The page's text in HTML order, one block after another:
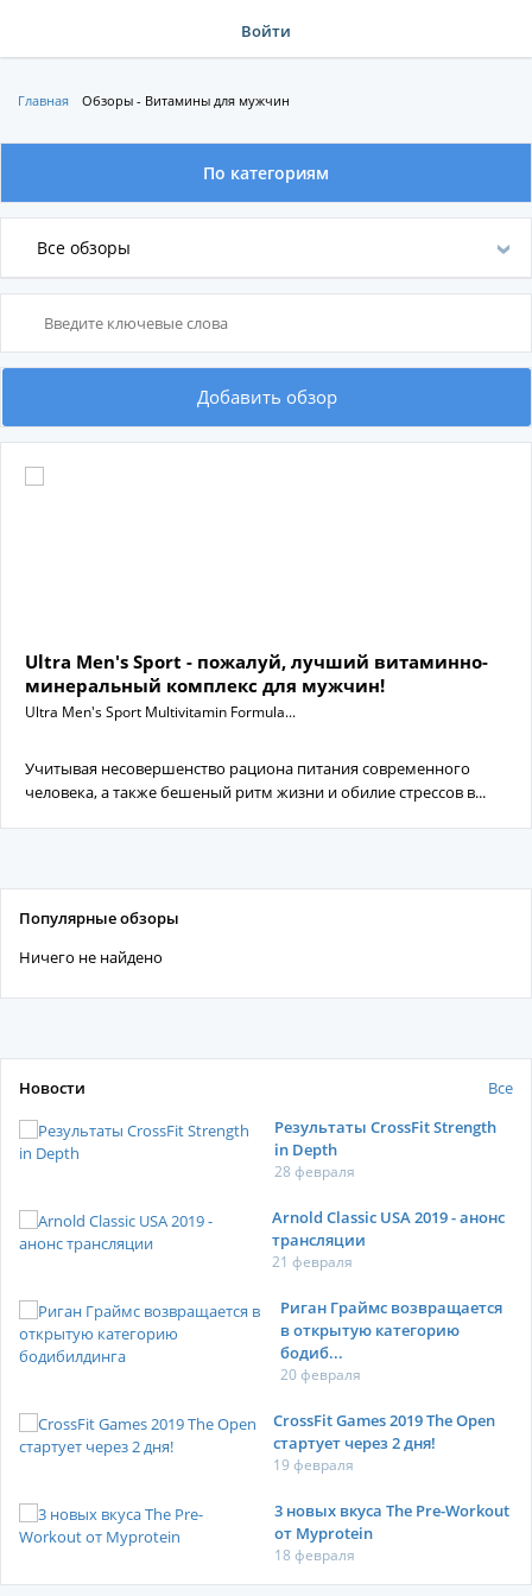
Войти
Главная Обзоры - Витамины для мужчин
По категориям
По производителям
Все обзоры
Добавить обзор
Ultra Men's Sport - пожалуй, лучший витаминно-
минеральный комплекс для мужчин!
Ultra Men's Sport Multivitamin Formula...
Учитывая несовершенство рациона питания современного
человека, а также бешеный ритм жизни и обилие стрессов в...
Популярные обзоры
Ничего не найдено
Новости
Все
Результаты CrossFit Strength
in Depth
28 февраля
Arnold Classic USA 2019 - анонс
трансляции
21 февраля
Риган Граймс возвращается
в открытую категорию
бодиб...
20 февраля
CrossFit Games 2019 The Open
стартует через 2 дня!
19 февраля
3 новых вкуса The Pre-Workout
от Myprotein
18 февраля